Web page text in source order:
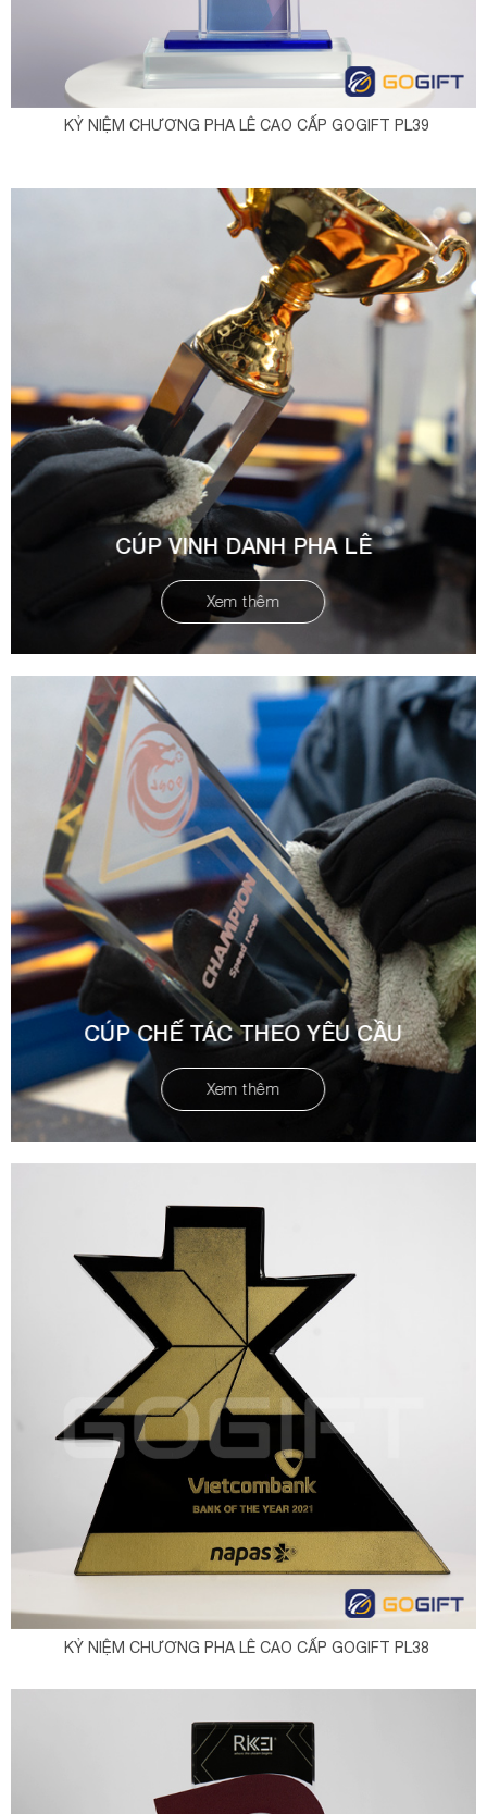
KỶ NIỆM CHƯƠNG PHA LÊ CAO CẤP GOGIFT PL39
CÚP VINH DANH PHA LÊ
Xem thêm
CÚP CHẾ TÁC THEO YÊU CẦU
Xem thêm
KỶ NIỆM CHƯƠNG PHA LÊ CAO CẤP GOGIFT PL38